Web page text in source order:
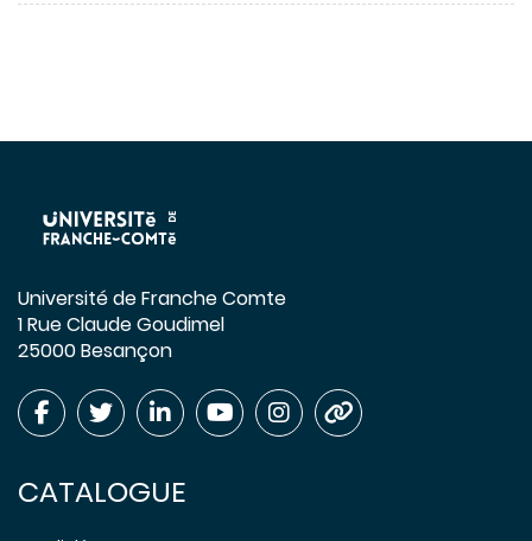
Université de Franche Comte
1 Rue Claude Goudimel
25000 Besançon
CATALOGUE